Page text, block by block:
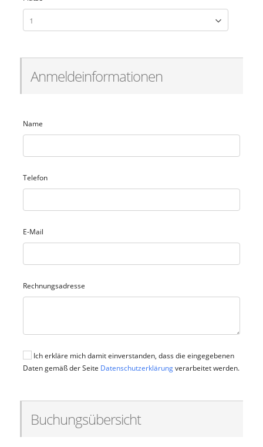
Anmeldeinformationen
Name
Telefon
E-Mail
Rechnungsadresse
Ich erkläre mich damit einverstanden, dass die eingegebenen
Daten gemäß der Seite Datenschutzerklärungverarbeitet werden.
Buchungsübersicht